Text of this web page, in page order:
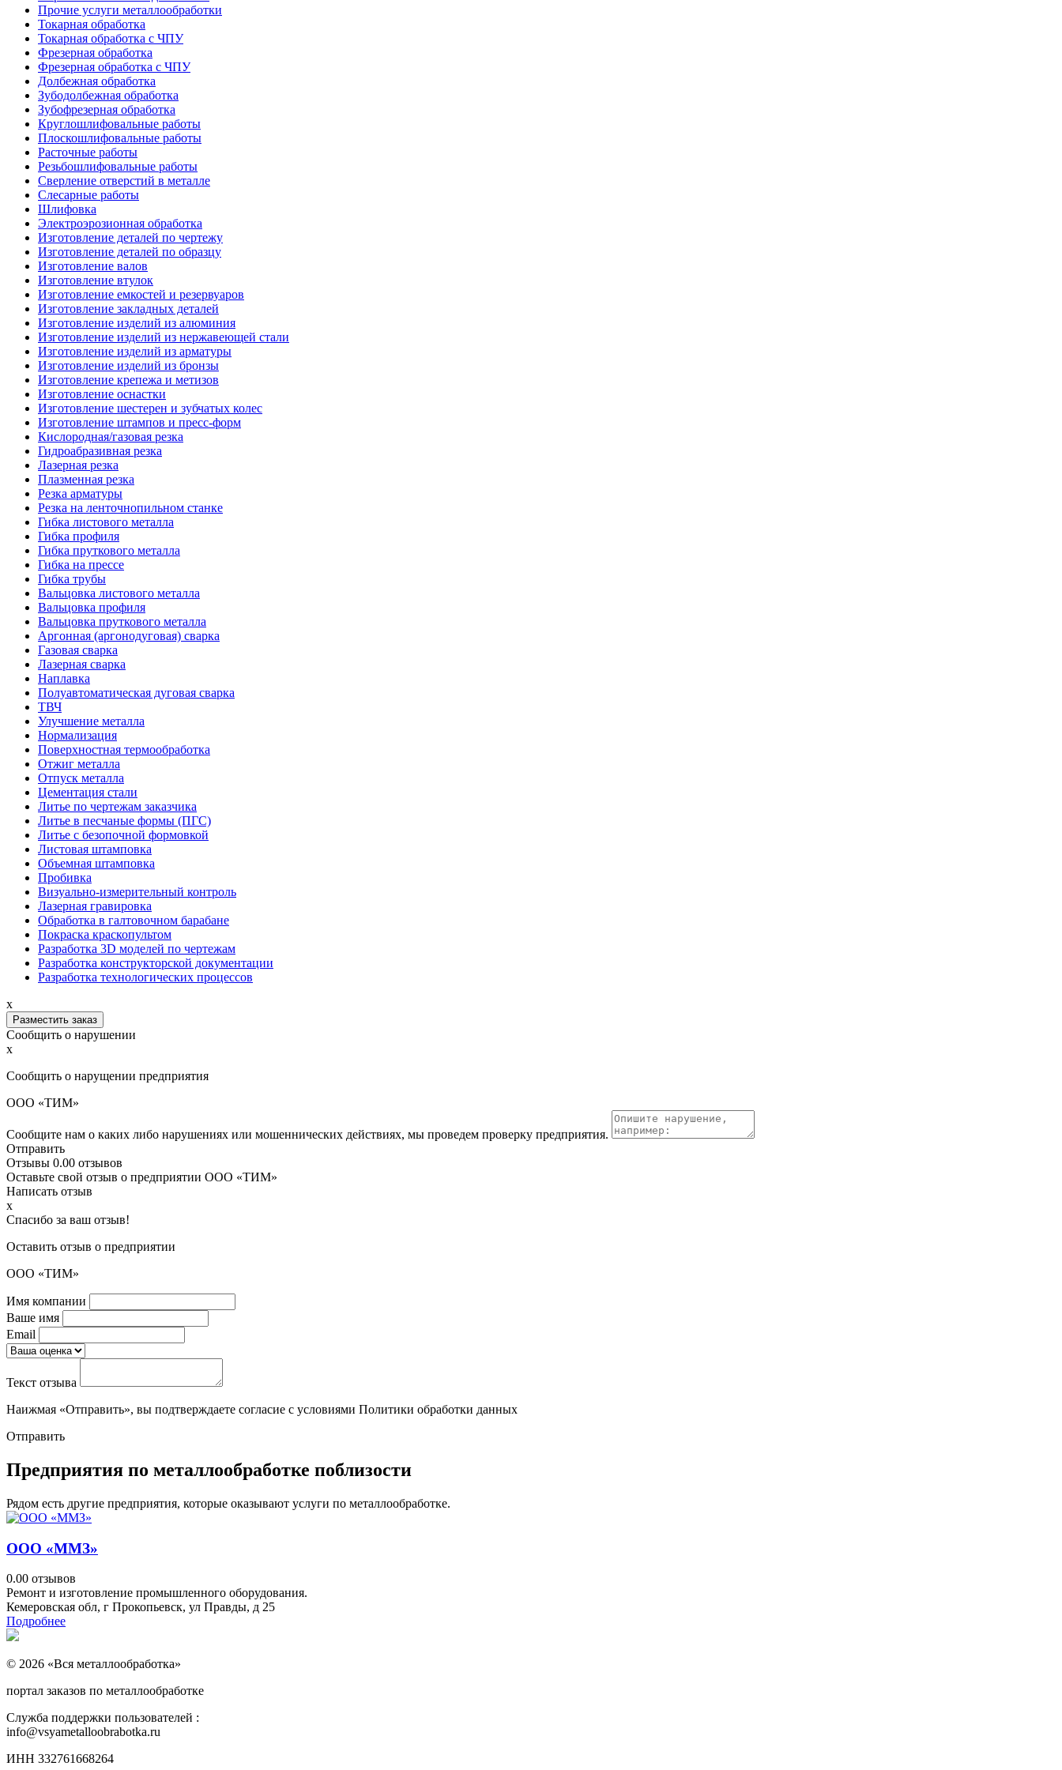
Прочие услуги металлообработки
Токарная обработка
Токарная обработка с ЧПУ
Фрезерная обработка
Фрезерная обработка c ЧПУ
Долбежная обработка
Зубодолбежная обработка
Зубофрезерная обработка
Круглошлифовальные работы
Плоскошлифовальные работы
Расточные работы
Резьбошлифовальные работы
Сверление отверстий в металле
Слесарные работы
Шлифовка
Электроэрозионная обработка
Изготовление деталей по чертежу
Изготовление деталей по образцу
Изготовление валов
Изготовление втулок
Изготовление емкостей и резервуаров
Изготовление закладных деталей
Изготовление изделий из алюминия
Изготовление изделий из нержавеющей стали
Изготовление изделий из арматуры
Изготовление изделий из бронзы
Изготовление крепежа и метизов
Изготовление оснастки
Изготовление шестерен и зубчатых колес
Изготовление штампов и пресс-форм
Кислородная/газовая резка
Гидроабразивная резка
Лазерная резка
Плазменная резка
Резка арматуры
Резка на ленточнопильном станке
Гибка листового металла
Гибка профиля
Гибка пруткового металла
Гибка на прессе
Гибка трубы
Вальцовка листового металла
Вальцовка профиля
Вальцовка пруткового металла
Аргонная (аргонодуговая) сварка
Газовая сварка
Лазерная сварка
Наплавка
Полуавтоматическая дуговая сварка
ТВЧ
Улучшение металла
Нормализация
Поверхностная термообработка
Отжиг металла
Отпуск металла
Цементация стали
Литье по чертежам заказчика
Литье в песчаные формы (ПГС)
Литье с безопочной формовкой
Листовая штамповка
Объемная штамповка
Пробивка
Визуально-измерительный контроль
Лазерная гравировка
Обработка в галтовочном барабане
Покраска краскопультом
Разработка 3D моделей по чертежам
Разработка конструкторской документации
Разработка технологических процессов
x
Разместить заказ
Сообщить о нарушении
x
Сообщить о нарущении предприятия
ООО «ТИМ»
Сообщите нам о каких либо нарушениях или мошеннических действиях, мы проведем проверку предприятия.
Отправить
Отзывы 0.00 отзывов
Оставьте свой отзыв о предприятии ООО «ТИМ»
Написать отзыв
x
Спасибо за ваш отзыв!
Оставить отзыв о предприятии
ООО «ТИМ»
Имя компании
Ваше имя
Email
Текст отзыва
Наижмая «Отправить», вы подтверждаете согласие с условиями Политики обработки данных
Отправить
Предприятия по металлообработке поблизости
Рядом есть другие предприятия, которые оказывают услуги по металлообработке.
ООО «ММЗ»
0.00 отзывов
Ремонт и изготовление промышленного оборудования.
Кемеровская обл, г Прокопьевск, ул Правды, д 25
Подробнее
© 2026 «Вся металлообработка»
портал заказов по металлообработке
Служба поддержки пользователей :
info@vsyametalloobrabotka.ru
ИНН 332761668264